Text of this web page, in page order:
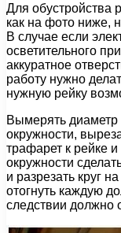
Для обустройства
как на фото ниже,
В случае если
осветительного
аккуратное
работу нужно
нужную рейку
Вымерять диаметр
окружности,
трафарет к рейке
окружности
и разрезать круг
отогнуть каждую
следствии должно